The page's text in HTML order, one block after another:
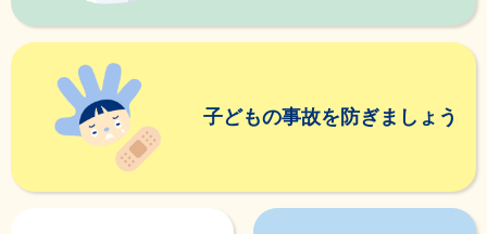
子どもの事故を防ぎましょう